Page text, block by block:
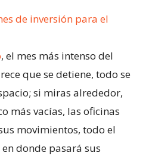
, el mes más intenso del
que se detiene, todo se
si miras alrededor,
más vacías, las oficinas
movimientos, todo el
donde pasará sus